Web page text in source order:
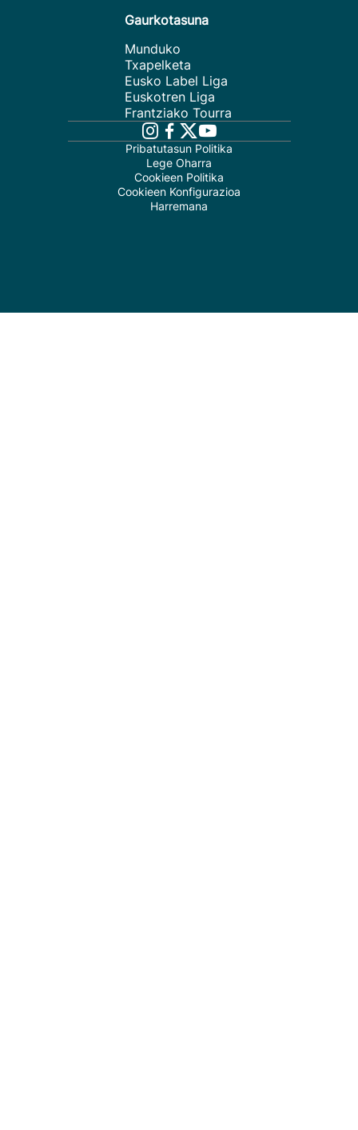
Gaurkotasuna
Munduko
Txapelketa
Eusko Label Liga
Euskotren Liga
Frantziako Tourra
Pribatutasun Politika
Lege Oharra
Cookieen Politika
Cookieen Konfigurazioa
Harremana